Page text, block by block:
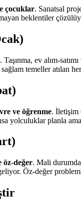
çocuklar. Sanatsal
beklentiler
. Taşınma, ev alım-
temeller atılan
ve öğrenme. İletişim
yolculuklar planla
öz-değer. Mali
Öz-değer